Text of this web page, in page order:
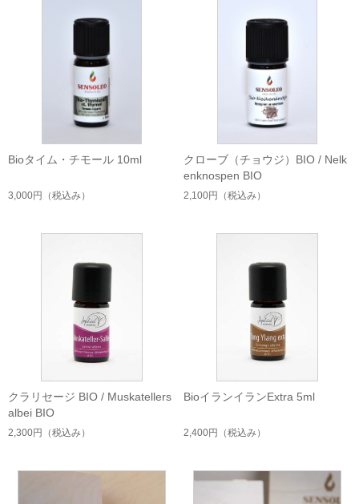
Bioタイム・チモール 10ml
3,000円 （税込み）
クローブ（チョウジ）BIO / Nelk
enknospen BIO
2,100円 （税込み）
クラリセージ BIO / Muskatellers
albei BIO
2,300円 （税込み）
BioイランイランExtra 5ml
2,400円 （税込み）